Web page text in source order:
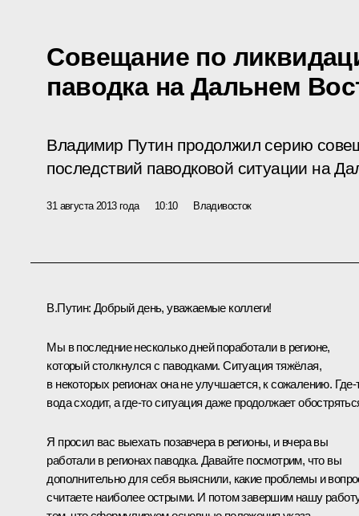
Совещание по
паводка на Дальнем
Владимир Путин продолжил серию
последствий паводковой ситуации на
31 августа 2013 года 10:10 Владивосток
В.Путин: Добрый день, уважаемые коллеги!
Мы в последние несколько дней поработали в регионе,
который столкнулся с паводками. Ситуация тяжёлая,
в некоторых регионах она не улучшается, к сожалению.
вода сходит, а где‑то ситуация даже продолжает
Я просил вас выехать позавчера в регионы, и вчера вы
работали в регионах паводка. Давайте посмотрим, что вы
дополнительно для себя выяснили, какие проблемы и
считаете наиболее острыми. И потом завершим нашу